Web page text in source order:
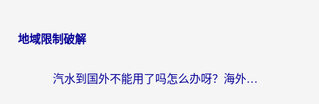
地域限制破解
汽水到国外不能用了吗怎么办呀？海外党追剧看片的救星在这里！